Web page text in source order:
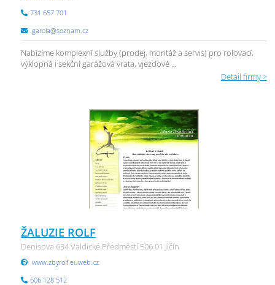
731 657 701
garola@seznam.cz
Nabízíme komplexní služby (prodej, montáž a servis) pro rolovací,
výklopná i sekční garážová vrata, vjezdové ...
Detail firmy >
ŽALUZIE ROLF
Denisova 634 Valdické Předměstí 506 01 Jičín
www.zbyrolf.euweb.cz
606 128 512